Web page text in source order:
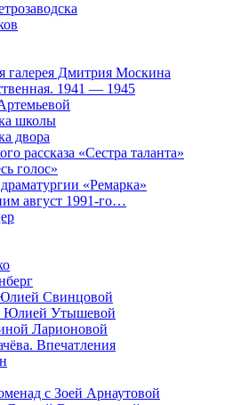
галерея Дмитрия Москина
1941 — 1945
школы
двора
рассказа «Сестра таланта»
голос»
«Ремарка»
август 1991-го…
Свинцовой
Юлией Утышевой
Ларионовой
Впечатления
с Зоей Арнаутовой